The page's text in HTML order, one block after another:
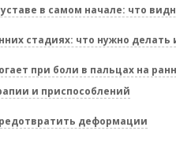
в самом начале: что
стадиях: что нужно делать
при боли в пальцах на
и приспособлений
деформации